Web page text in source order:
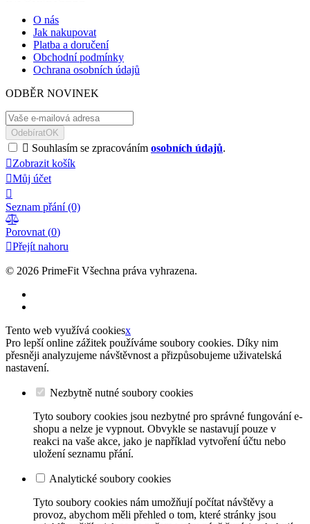
O nás
Jak nakupovat
Platba a doručení
Obchodní podmínky
Ochrana osobních údajů
ODBĚR NOVINEK
OdebíratOK
 Souhlasím se zpracováním osobních údajů.
Zobrazit košík
Můj účet

Seznam přání (0)

Porovnat (0)
Přejít nahoru
© 2026 PrimeFit Všechna práva vyhrazena.
Tento web využívá cookiesx
Pro lepší online zážitek používáme soubory cookies. Díky nim
přesněji analyzujeme návštěvnost a přizpůsobujeme uživatelská
nastavení.
Nezbytně nutné soubory cookies
Tyto soubory cookies jsou nezbytné pro správné fungování e-
shopu a nelze je vypnout. Obvykle se nastavují pouze v
reakci na vaše akce, jako je například vytvoření účtu nebo
uložení seznamu přání.
Analytické soubory cookies
Tyto soubory cookies nám umožňují počítat návštěvy a
provoz, abychom měli přehled o tom, které stránky jsou